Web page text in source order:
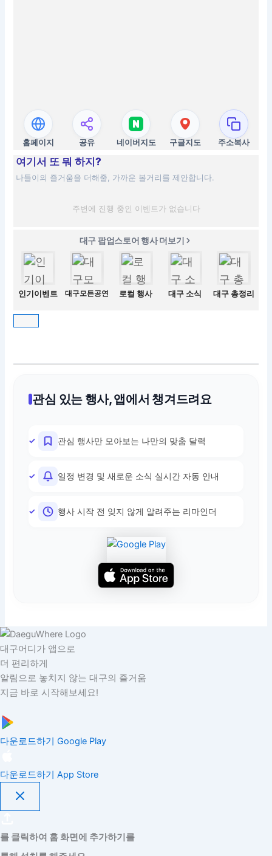
홈페이지 공유 네이버지도 구글지도 주소복사
여기서 또 뭐 하지?
나들이의 즐거움을 더해줄, 가까운 볼거리를 제안합니다.
주변에 진행 중인 이벤트가 없습니다
대구 팝업스토어 행사 더보기
인기이벤트 대구모든공연 로컬 행사 대구 소식 대구 총정리
관심 있는 행사, 앱에서 챙겨드려요
관심 행사만 모아보는 나만의 맞춤 달력
일정 변경 및 새로운 소식 실시간 자동 안내
행사 시작 전 잊지 않게 알려주는 리마인더
대구어디가 앱으로
더 편리하게
알림으로 놓치지 않는 대구의 즐거움
지금 바로 시작해보세요!
다운로드하기 Google Play
다운로드하기 App Store
를 클릭하여 홈 화면에 추가하기를